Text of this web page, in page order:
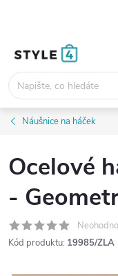
Náušnice na háček
Ocelové
-
Kód produktu: 19985/ZLA